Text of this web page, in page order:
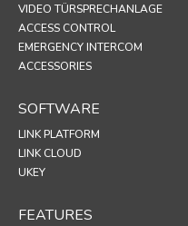
VIDEO TÜRSPRECHANLAGE
ACCESS CONTROL
EMERGENCY INTERCOM
ACCESSORIES
SOFTWARE
LINK PLATFORM
LINK CLOUD
UKEY
FEATURES